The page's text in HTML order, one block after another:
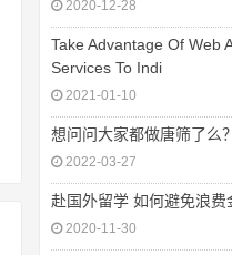
2020-12-28
Take Advantage Of Web
Services To Indi
2021-01-10
想问问大家都做唐筛了么？
2022-03-27
赴国外留学 如何避免浪费
2020-11-30